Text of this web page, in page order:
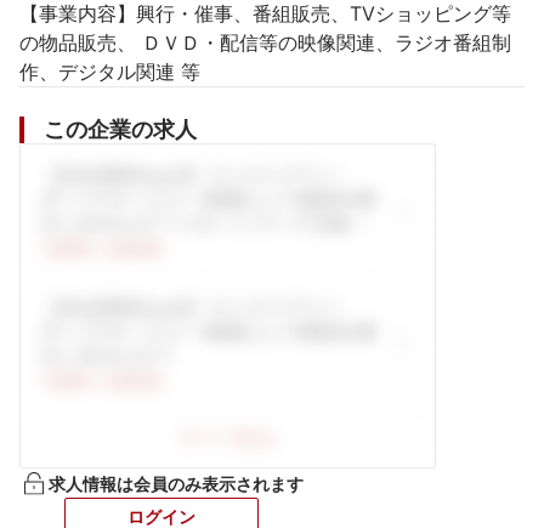
【事業内容】興行・催事、番組販売、TVショッピング等
の物品販売、 ＤＶＤ・配信等の映像関連、ラジオ番組制
作、デジタル関連 等
この企業の求人
求人情報は会員のみ表示されます
ログイン